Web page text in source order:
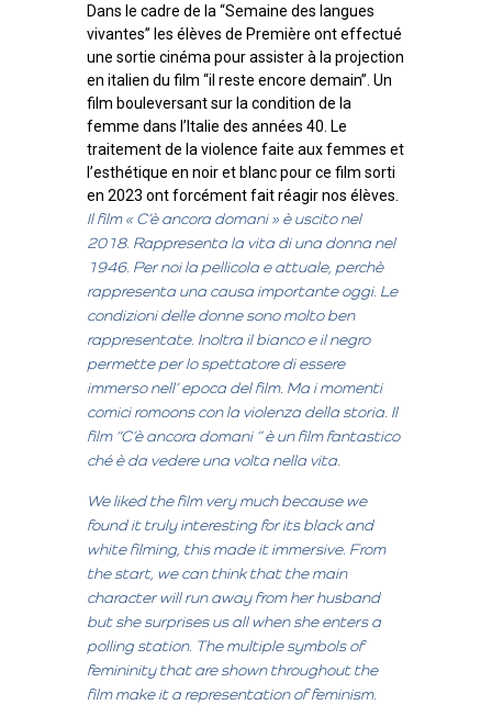
Dans le cadre de la “Semaine des langues
vivantes” les élèves de Première ont effectué
une sortie cinéma pour assister à la projection
en italien du film “il reste encore demain”. Un
film bouleversant sur la condition de la
femme dans l’Italie des années 40. Le
traitement de la violence faite aux femmes et
l’esthétique en noir et blanc pour ce film sorti
en 2023 ont forcément fait réagir nos élèves.
Il film « C’è ancora domani » è uscito nel
2018. Rappresenta la vita di una donna nel
1946. Per noi la pellicola e attuale, perchè
rappresenta una causa importante oggi. Le
condizioni delle donne sono molto ben
rappresentate. Inoltra il bianco e il negro
permette per lo spettatore di essere
immerso nell’ epoca del film. Ma i momenti
comici romoons con la violenza della storia. Il
film “C’è ancora domani ” è un film fantastico
ché è da vedere una volta nella vita.
We liked the film very much because we
found it truly interesting for its black and
white filming, this made it immersive. From
the start, we can think that the main
character will run away from her husband
but she surprises us all when she enters a
polling station. The multiple symbols of
femininity that are shown throughout the
film make it a representation of feminism.